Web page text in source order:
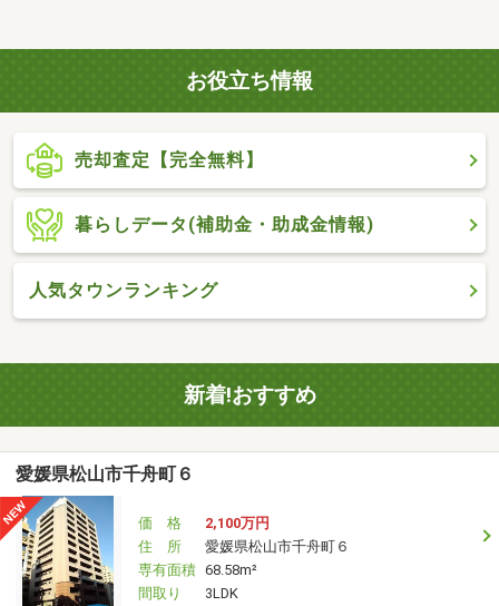
お役立ち情報
売却査定【完全無料】
暮らしデータ(補助金・助成金情報)
人気タウンランキング
新着!おすすめ
愛媛県松山市千舟町６
価 格
2,100万円
住 所
愛媛県松山市千舟町６
専有面積 68.58m²
間取り
3LDK